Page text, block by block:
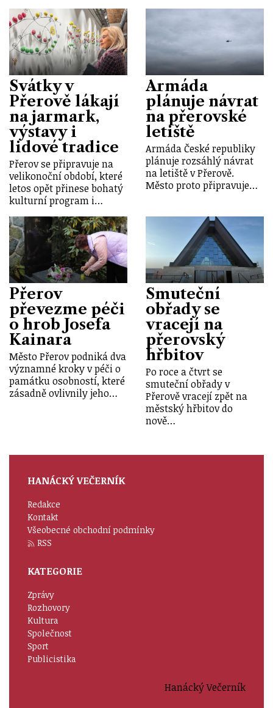
Svátky v
Přerově lákají
na jarmark,
výstavy i
lidové tradice
Přerov se připravuje na
velikonoční období, které
letos opět přinese bohatý
kulturní program i…
Armáda
plánuje návrat
na přerovské
letiště
Armáda České republiky
plánuje rozsáhlý návrat
na letiště v Přerově.
Město proto připravuje…
Přerov
převezme péči
o hrob Josefa
Kainara
Město Přerov podniká dva
významné kroky v péči o
památku osobností, které
zásadně ovlivnily jeho…
Smuteční
obřady se
vracejí na
přerovský
hřbitov
Po roce a čtvrt se
smuteční obřady v
Přerově vracejí zpět na
městský hřbitov do
nově…
HANÁCKÝ VEČERNÍK
Redakce
Kontakt
Všeobecné obchodní podmínky
RSS
KATEGORIE
Zprávy
Rozhovory
Kultura
Společnost
Sport
Publicistika
Hanácký Večerník